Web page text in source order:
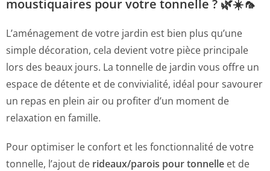
moustiquaires pour votre tonnelle ? 🌿☀️🦟
L’aménagement de votre jardin est bien plus qu’une
simple décoration, cela devient votre pièce principale
lors des beaux jours. La tonnelle de jardin vous offre un
espace de détente et de convivialité, idéal pour savourer
un repas en plein air ou profiter d’un moment de
relaxation en famille.
Pour optimiser le confort et les fonctionnalité de votre
tonnelle, l’ajout de rideaux/parois pour tonnelle et de